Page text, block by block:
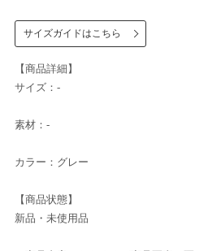
サイズガイドはこちら
【商品詳細】
サイズ：-
素材：-
カラー：グレー
【商品状態】
新品・未使用品